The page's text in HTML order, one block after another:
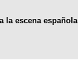
la escena española